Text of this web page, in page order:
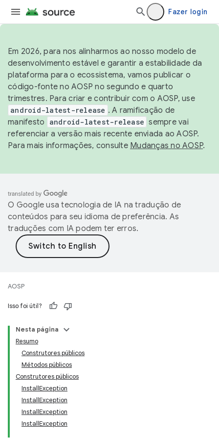
Fazer login
Em 2026, para nos alinharmos ao nosso modelo de
desenvolvimento estável e garantir a estabilidade da
plataforma para o ecossistema, vamos publicar o
código-fonte no AOSP no segundo e quarto
trimestres. Para criar e contribuir com o AOSP, use
android-latest-release . A ramificação de
manifesto
android-latest-release sempre vai
referenciar a versão mais recente enviada ao AOSP.
Para mais informações, consulte Mudanças no AOSP.
O Google usa tecnologia de IA na tradução de
conteúdos para seu idioma de preferência. As
traduções com IA podem ter erros.
AOSP
Isso foi útil?
Nesta página
Resumo
Construtores públicos
Métodos públicos
Construtores públicos
InstallException
InstallException
InstallException
InstallException